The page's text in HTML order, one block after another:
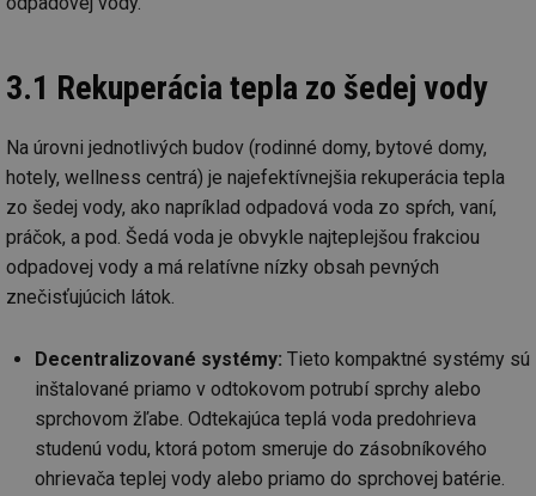
3.1 Rekuperácia tepla zo šedej vody
Na úrovni jednotlivých budov (rodinné domy, bytové domy,
hotely, wellness centrá) je najefektívnejšia rekuperácia tepla
zo šedej vody, ako napríklad odpadová voda zo spŕch, vaní,
práčok, a pod. Šedá voda je obvykle najteplejšou frakciou
odpadovej vody a má relatívne nízky obsah pevných
znečisťujúcich látok.
Decentralizované systémy: Tieto kompaktné systémy sú
inštalované priamo v odtokovom potrubí sprchy alebo
sprchovom žľabe. Odtekajúca teplá voda predohrieva
studenú vodu, ktorá potom smeruje do zásobníkového
ohrievača teplej vody alebo priamo do sprchovej batérie.